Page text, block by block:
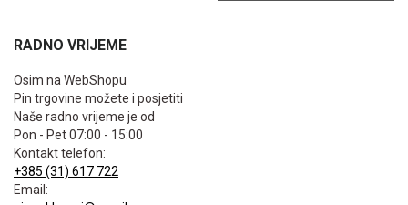
RADNO VRIJEME
Osim na WebShopu
Pin trgovine možete i posjetiti
Naše radno vrijeme je od
Pon - Pet 07:00 - 15:00
Kontakt telefon:
+385 (31) 617 722
Email: